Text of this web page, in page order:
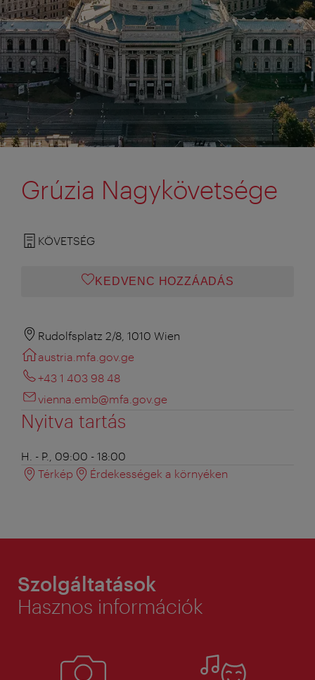
Grúzia Nagykövetsége
KÖVETSÉG
KEDVENC HOZZÁADÁS
Rudolfsplatz 2/8, 1010 Wien
austria.mfa.gov.ge
+43 1 403 98 48
vienna.emb@mfa.gov.ge
Nyitva tartás
H. - P., 09:00 - 18:00
Térkép
Érdekességek a környéken
Szolgáltatások
Hasznos információk